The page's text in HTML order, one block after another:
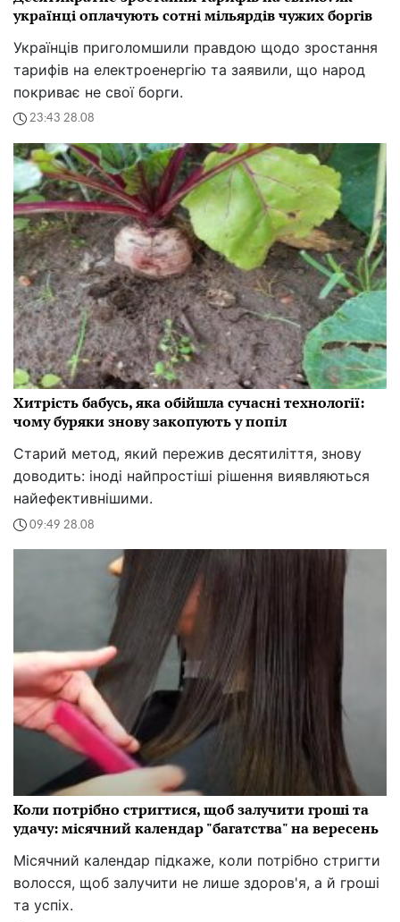
українці оплачують сотні мільярдів чужих боргів
Українців приголомшили правдою щодо зростання
тарифів на електроенергію та заявили, що народ
покриває не свої борги.
23:43 28.08
Хитрість бабусь, яка обійшла сучасні технології:
чому буряки знову закопують у попіл
Старий метод, який пережив десятиліття, знову
доводить: іноді найпростіші рішення виявляються
найефективнішими.
09:49 28.08
Коли потрібно стригтися, щоб залучити гроші та
удачу: місячний календар "багатства" на вересень
Місячний календар підкаже, коли потрібно стригти
волосся, щоб залучити не лише здоров'я, а й гроші
та успіх.